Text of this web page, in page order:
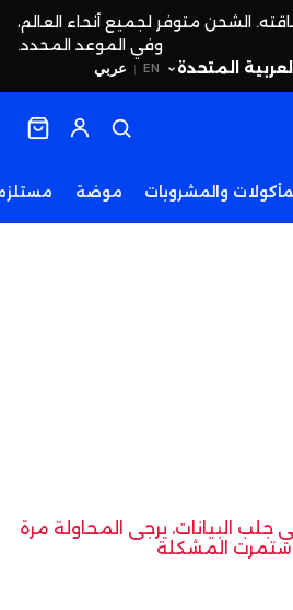
الشحن متوفر لجميع أنحاء العالم،
وفي الموعد المحدد.
EN
| عربي العربية المتحدة
والمشروبات موضة
البيانات، يرجى المحاولة مرة
استمرت المشكلة